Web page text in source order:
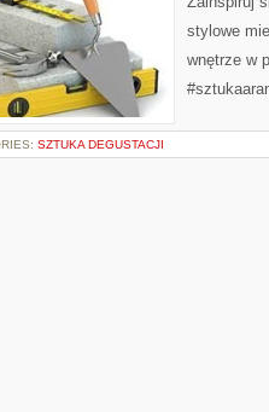
stylowe
wnętrze w
SZTUKA DEGUSTACJI